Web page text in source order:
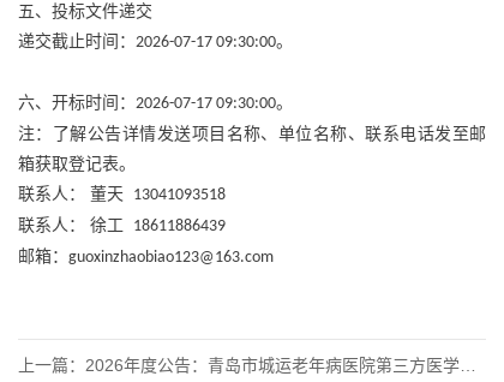
五、投标文件递交
递交截止时间： 2026-07-17 09:30:00。
六、开标时间： 2026-07-17 09:30:00。
注：了解公告详情发送项目名称、单位名称、联系电话发至邮
箱获取登记表。
联系人：
董天 13041093518
联系人：
徐工
18611886439
邮箱： guoxinzhaobiao123@163.com
上一篇： 2026年度公告：青岛市城运老年病医院第三方医学检验服务采购